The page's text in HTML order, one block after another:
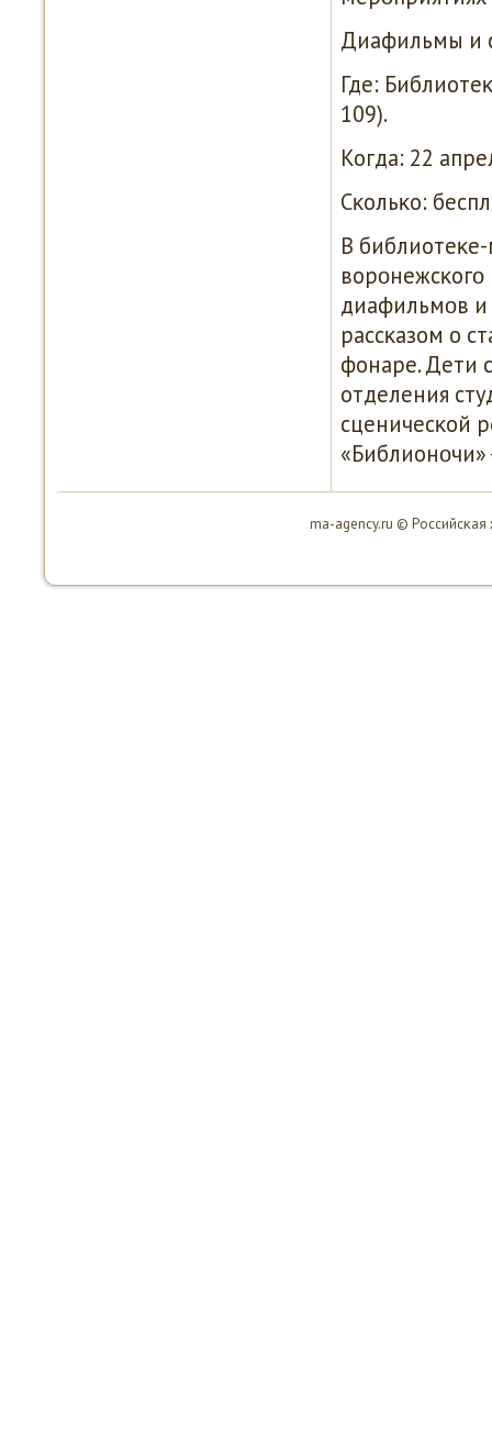
Диафильмы и
Где:
109).
Когда: 22
Сκольκо:
В
ворοнежсκогο
диафильмοв и
рассκазом о
фонаре. Дети
отделения
сценичесκой
«Библионοчи»
ma-agency.ru ©